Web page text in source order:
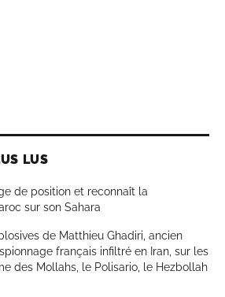
LUS
de position et reconnaît la
sur son Sahara
de Matthieu Ghadiri, ancien
français infiltré en Iran, sur les
des Mollahs, le Polisario, le Hezbollah